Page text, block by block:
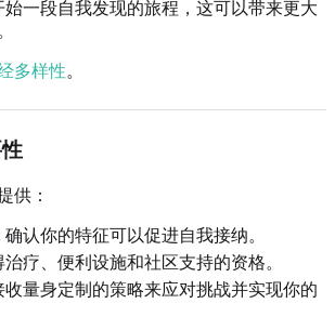
始一段自我发现的旅程，这可以带来更大
多样性。
供：
确认你的特征可以促进自我接纳。
治疗、便利设施和社区支持的资格。
收量身定制的策略来应对挑战并实现你的